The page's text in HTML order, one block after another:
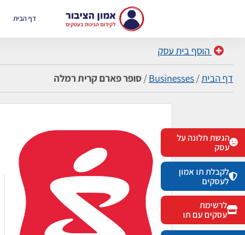
דף הבית
הוסף בית עסק
דף הבית/
Businesses
/סופר פארם קרית רמלה
הגשת תלונה על
עסק
לקבלת תו אמון
לעסקים
לרשימת
עסקים עם תו